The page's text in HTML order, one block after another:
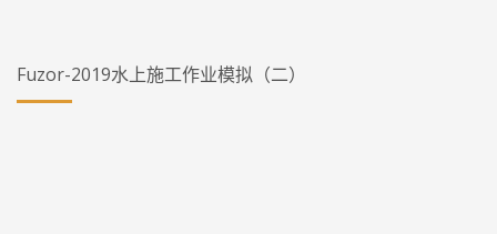
Fuzor-2019水上施工作业模拟（二）